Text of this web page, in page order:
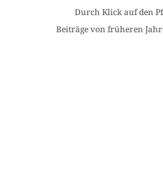
Durch Klick auf den
Beiträge von früheren